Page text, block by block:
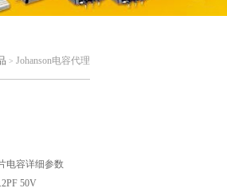
> Johanson电容代理
电容详细参数
50V